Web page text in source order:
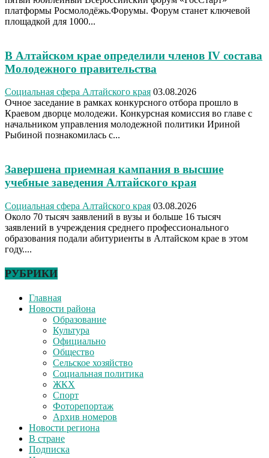
платформы Росмолодёжь.Форумы. Форум станет ключевой
площадкой для 1000...
В Алтайском крае определили членов IV состава
Молодежного правительства
Социальная сфера Алтайского края 03.08.2026
Очное заседание в рамках конкурсного отбора прошло в
Краевом дворце молодежи. Конкурсная комиссия во главе с
начальником управления молодежной политики Ириной
Рыбиной познакомилась с...
Завершена приемная кампания в высшие
учебные заведения Алтайского края
Социальная сфера Алтайского края 03.08.2026
Около 70 тысяч заявлений в вузы и больше 16 тысяч
заявлений в учреждения среднего профессионального
образования подали абитуриенты в Алтайском крае в этом
году....
РУБРИКИ
Главная
Новости района
Образование
Культура
Официально
Общество
Сельское хозяйство
Социальная политика
ЖКХ
Спорт
Фоторепортаж
Архив номеров
Новости региона
В стране
Подписка